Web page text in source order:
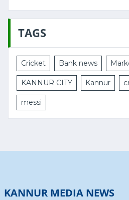
TAGS
Cricket Bank news
KANNUR CITY Kannur
messi
KANNUR MEDIA NEWS